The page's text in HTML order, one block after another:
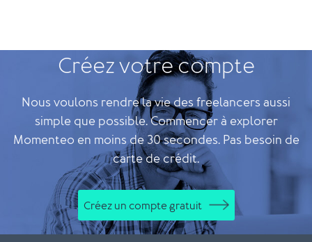
Créez votre compte
Nous voulons rendre la vie des freelancers aussi
simple que possible. Commencer à explorer
Momenteo en moins de 30 secondes. Pas besoin de
carte de crédit.
Créez un compte gratuit